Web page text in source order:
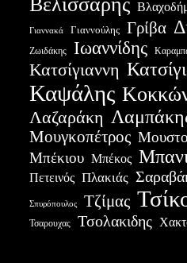
Βελισσάρης
Γιαννακά Γιαννούλης Γρίβα
Ζωιδάκης Ιωαννίδης
Κατσίγιαννη
Καψάλης
Λαζαράκη
Μουγκοπέτρος
Μπέκιου Μπέκος
Πετεινός Πλακιάς
Σπυρόπουλος Τζίμας
Τσαρουχας Τσολακιδης